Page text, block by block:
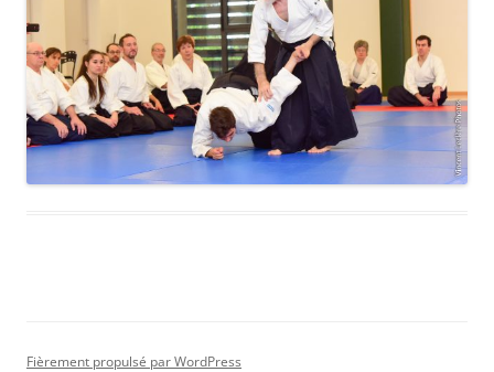
Fièrement propulsé par WordPress